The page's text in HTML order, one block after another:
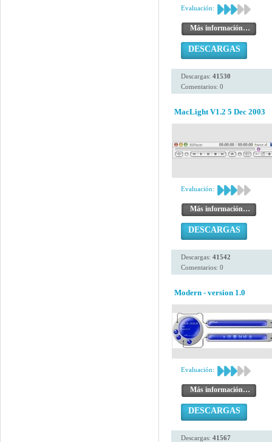
Evaluación:
Más información…
DESCARGAS
Descargas: 41530
Comentarios: 0
MacLight V1.2 5 Dec 2003
Evaluación:
Más información…
DESCARGAS
Descargas: 41542
Comentarios: 0
Modern - version 1.0
Evaluación:
Más información…
DESCARGAS
Descargas: 41567